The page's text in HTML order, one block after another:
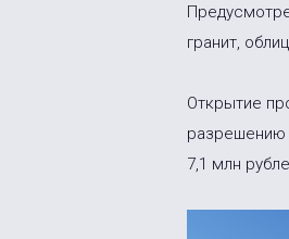
гранит,
Открытие
разрешению
7,1 млн